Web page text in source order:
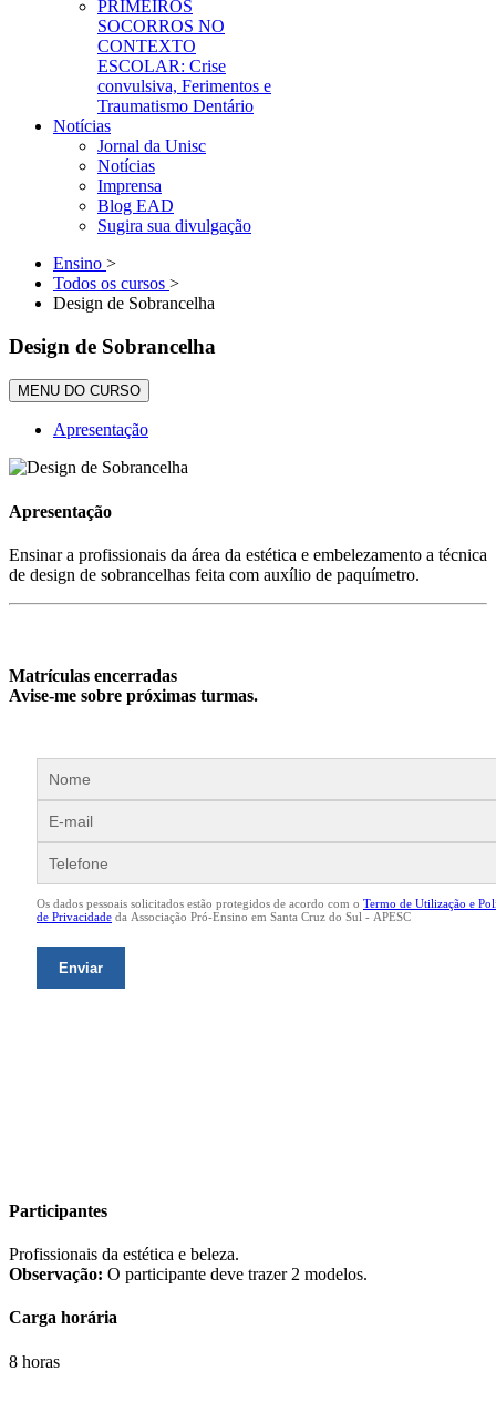
PRIMEIROS
SOCORROS NO
CONTEXTO
ESCOLAR: Crise
convulsiva, Ferimentos e
Traumatismo Dentário
Notícias
Jornal da Unisc
Notícias
Imprensa
Blog EAD
Sugira sua divulgação
Ensino >
Todos os cursos >
Design de Sobrancelha
Design de Sobrancelha
MENU DO CURSO
Apresentação
Apresentação
Ensinar a profissionais da área da estética e embelezamento a técnica
de design de sobrancelhas feita com auxílio de paquímetro.
Matrículas encerradas
Avise-me sobre próximas turmas.
Participantes
Profissionais da estética e beleza.
Observação: O participante deve trazer 2 modelos.
Carga horária
8 horas